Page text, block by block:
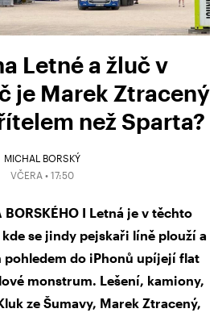
Letné a žluč v
je Marek Ztracený
než Sparta?
MICHAL BORSKÝ
VČERA • 17:50
BORSKÉHO I Letná je v těchto
se jindy pejskaři líně plouží a
pohledem do iPhonů upíjejí flat
monstrum. Lešení, kamiony,
ze Šumavy, Marek Ztracený,